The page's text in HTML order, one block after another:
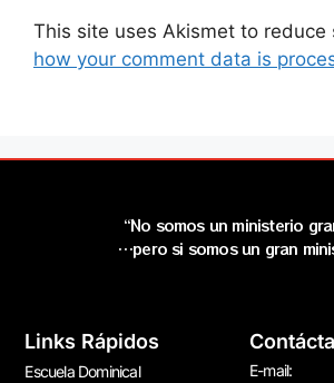
This site uses Akismet to reduce
how your comment data is
“No somos un ministerio
…pero si somos un gran
Links Rápidos
Escuela Dominical
E-mail: